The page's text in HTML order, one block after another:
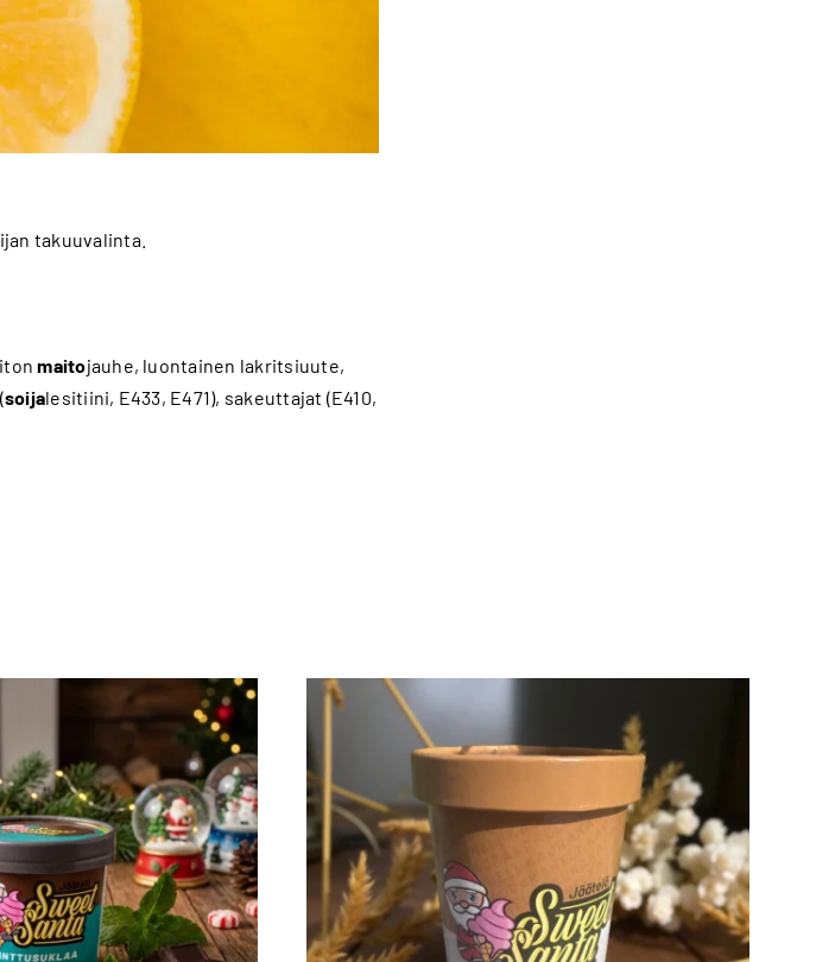
takuuvalinta.
maitojauhe, luontainen lakritsiuute,
soijalesitiini, E433, E471), sakeuttajat (E410,